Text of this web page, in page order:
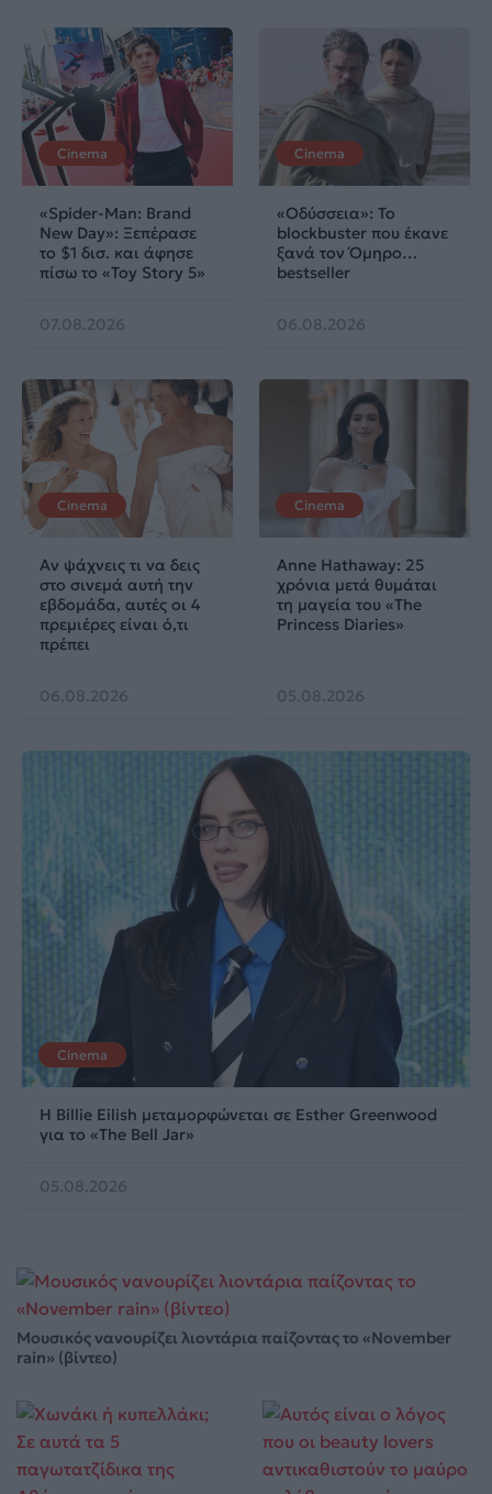
Cinema
«Spider-Man: Brand
New Day»: Ξεπέρασε
το $1 δισ. και άφησε
πίσω το «Toy Story 5»
07.08.2026
Cinema
«Οδύσσεια»: Το
blockbuster που έκανε
ξανά τον Όμηρο…
bestseller
06.08.2026
Cinema
Αν ψάχνεις τι να δεις
στο σινεμά αυτή την
εβδομάδα, αυτές οι 4
πρεμιέρες είναι ό,τι
πρέπει
06.08.2026
Cinema
Anne Hathaway: 25
χρόνια μετά θυμάται
τη μαγεία του «The
Princess Diaries»
05.08.2026
Cinema
Η Billie Eilish μεταμορφώνεται σε Esther Greenwood
για το «The Bell Jar»
05.08.2026
Μουσικός νανουρίζει λιοντάρια παίζοντας το «November
rain» (βίντεο)